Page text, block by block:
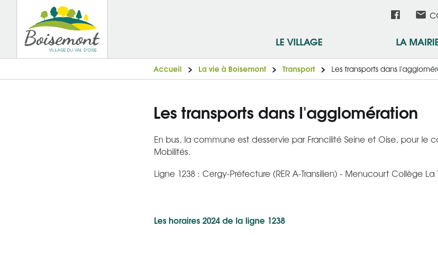
LE VILLAGE LA
Accueil La vie à Boisemont Transport Les transports dans
Les transports dans l'agglomération
En bus, la commune est desservie par Francilité Seine et Oise, pour le
Mobilités.
Ligne 1238 : Cergy-Préfecture (RER A-Transilien) - Menucourt Collège La
Les horaires 2024 de la ligne 1238